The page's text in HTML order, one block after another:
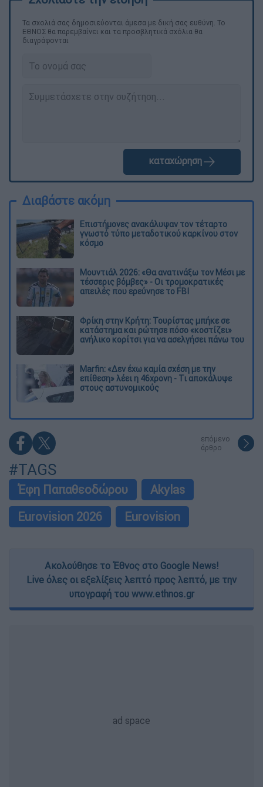
Τα σχολιά σας δημοσιεύονται άμεσα με δική σας ευθύνη. Το
ΕΘΝΟΣ θα παρεμβαίνει και τα προσβλητικά σχόλια θα
διαγράφονται
καταχώρηση
Διαβάστε ακόμη
Επιστήμονες ανακάλυψαν τον τέταρτο
γνωστό τύπο μεταδοτικού καρκίνου στον
κόσμο
Μουντιάλ 2026: «Θα ανατινάξω τον Μέσι με
τέσσερις βόμβες» - Οι τρομοκρατικές
απειλές που ερεύνησε το FBI
Φρίκη στην Κρήτη: Τουρίστας μπήκε σε
κατάστημα και ρώτησε πόσο «κοστίζει»
ανήλικο κορίτσι για να ασελγήσει πάνω του
Marfin: «Δεν έχω καμία σχέση με την
επίθεση» λέει η 46χρονη - Τι αποκάλυψε
στους αστυνομικούς
επόμενο
άρθρο
#TAGS
Έφη Παπαθεοδώρου
Akylas
Eurovision 2026
Eurovision
Ακολούθησε το Έθνος στο Google News!
Live όλες οι εξελίξεις λεπτό προς λεπτό, με την
υπογραφή του www.ethnos.gr